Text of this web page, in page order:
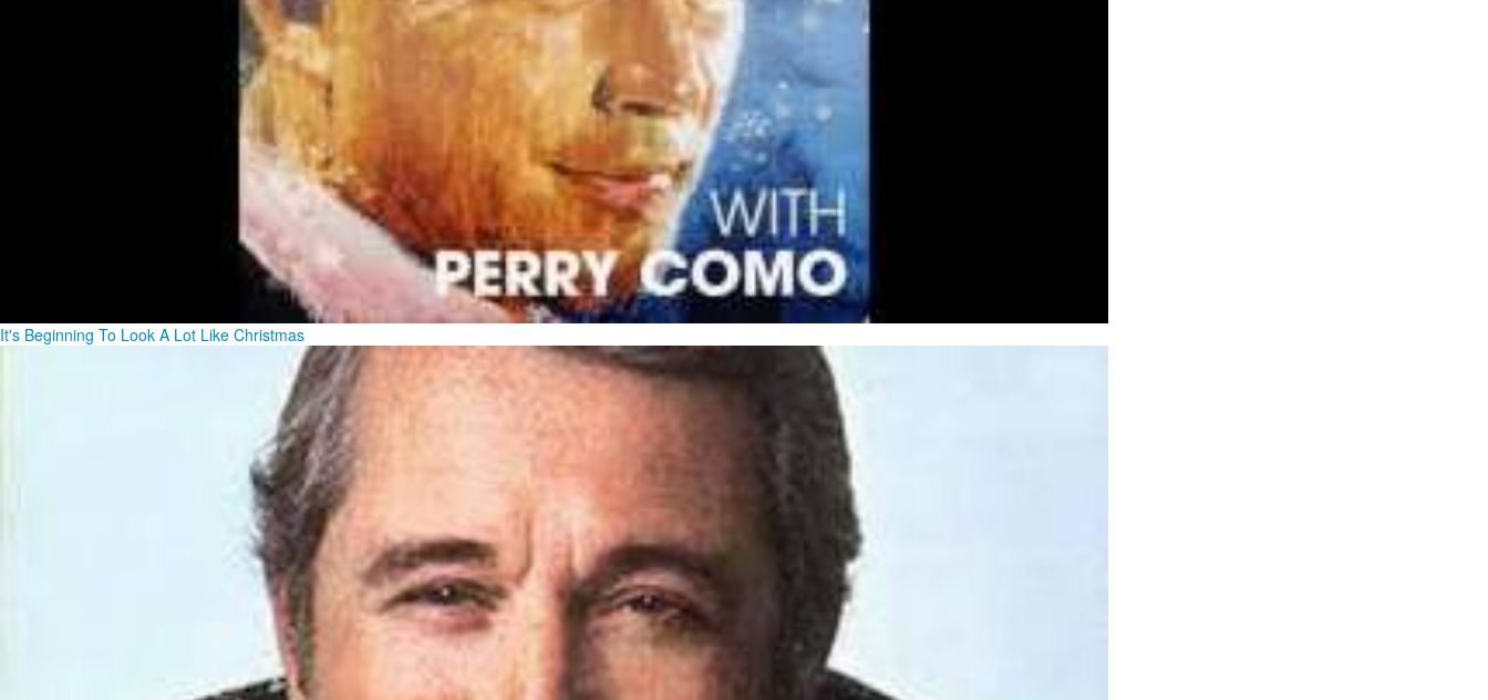
It's Beginning To Look A Lot Like Christmas